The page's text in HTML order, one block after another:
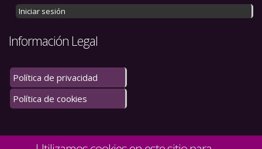
Iniciar sesión
Información Legal
Política de privacidad
Política de cookies